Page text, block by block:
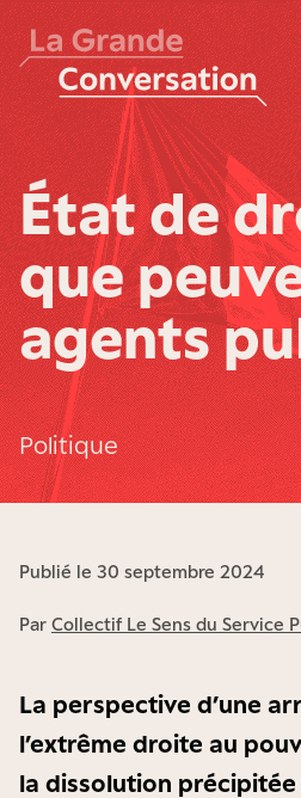
État de
que
agents
Politique
Publié le 30 septembre 2024
Par Collectif Le Sens du Service
La perspective d’une
l’extrême droite au
la dissolution